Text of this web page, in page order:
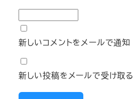
新しいコメントをメールで通知
新しい投稿をメールで受け取る